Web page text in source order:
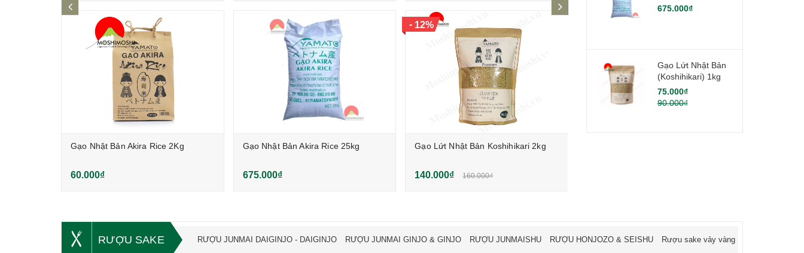
Gạo Nhật Bản Akira Rice 2Kg
60.000₫
Gạo Nhật Bản Akira Rice 25kg
675.000₫
-12%
Gạo Lứt Nhật Bản Koshihikari 2kg
140.000₫ 160.000₫
675.000₫
Gạo Lứt Nhật Bản
(Koshihikari) 1kg
75.000₫
90.000₫
RƯỢU SAKE RƯỢU JUNMAI DAIGINJO - DAIGINJO RƯỢU JUNMAI GINJO & GINJO RƯỢU JUNMAISHU RƯỢU HONJOZO & SEISHU Rượu sake vảy vàng